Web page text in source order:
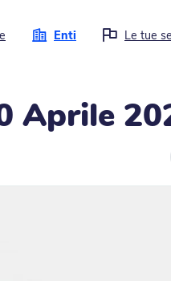
Enti Le tue
Aprile